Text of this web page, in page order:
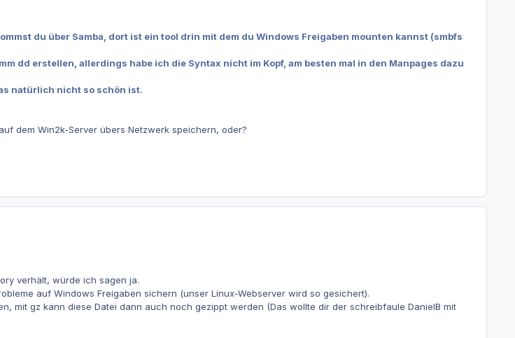
du über Samba, dort ist ein tool drin mit dem du Windows Freigaben mounten kannst (smbfs
dd erstellen, allerdings habe ich die Syntax nicht im Kopf, am besten mal in den Manpages dazu
natürlich nicht so schön ist.
dem Win2k-Server übers Netzwerk speichern, oder?
verhält, würde ich sagen ja.
auf Windows Freigaben sichern (unser Linux-Webserver wird so gesichert).
mit gz kann diese Datei dann auch noch gezippt werden (Das wollte dir der schreibfaule DanielB mit